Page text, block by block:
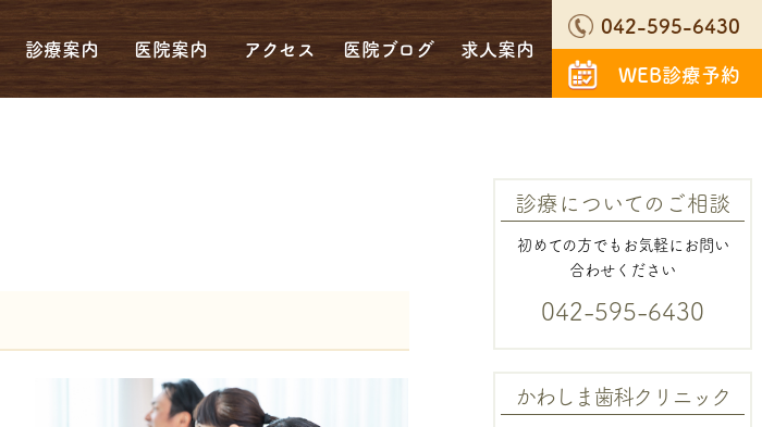
診療案内 医院案内 アクセス 医院ブログ 求人案内
042-595-6430
WEB診療予約
診療についてのご相談
初めての方でもお気軽にお問い
合わせください
042-595-6430
かわしま歯科クリニック